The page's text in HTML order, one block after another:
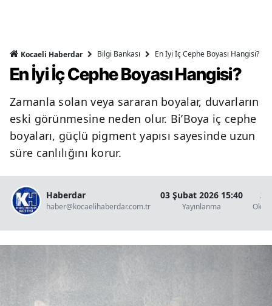
Kocaeli Haberdar Bilgi Bankası En İyi İç Cephe Boyası Hangisi?
En İyi İç Cephe Boyası Hangisi?
Zamanla solan veya sararan boyalar, duvarların
eski görünmesine neden olur. Bi’Boya iç cephe
boyaları, güçlü pigment yapısı sayesinde uzun
süre canlılığını korur.
Haberdar
haber@kocaelihaberdar.com.tr
03 Şubat 2026 15:40
Yayınlanma
2